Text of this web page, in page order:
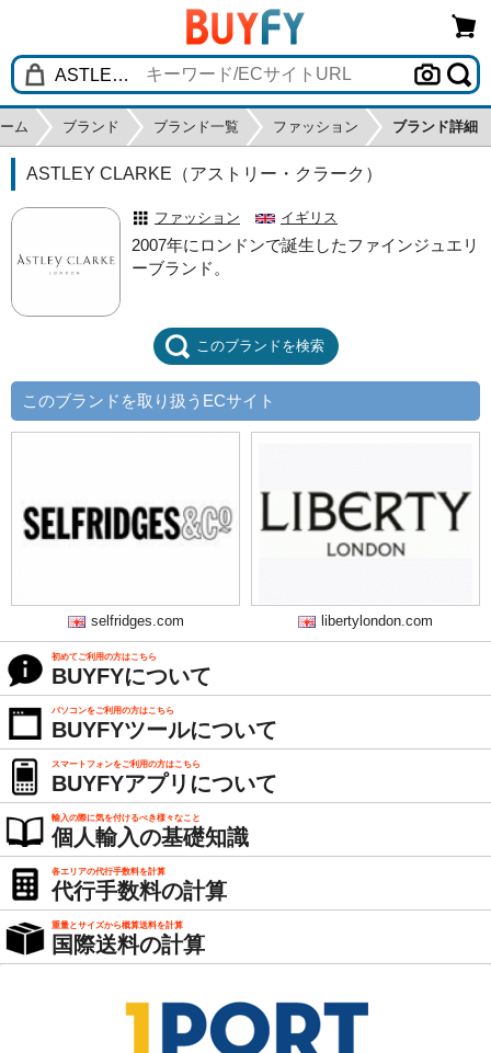
ム ブランド ブランド一覧 ファッション ブランド詳細
ASTLEY CLARKE（アストリー・クラーク）
ファッション イギリス
2007年にロンドンで誕生したファインジュエリ
ーブランド。
このブランドを検索
このブランドを取り扱うECサイト
selfridges.com libertylondon.com
初めてご利用の方はこちら
BUYFYについて
パソコンをご利用の方はこちら
BUYFYツールについて
スマートフォンをご利用の方はこちら
BUYFYアプリについて
輸入の際に気を付けるべき様々なこと
個人輸入の基礎知識
各エリアの代行手数料を計算
代行手数料の計算
重量とサイズから概算送料を計算
国際送料の計算